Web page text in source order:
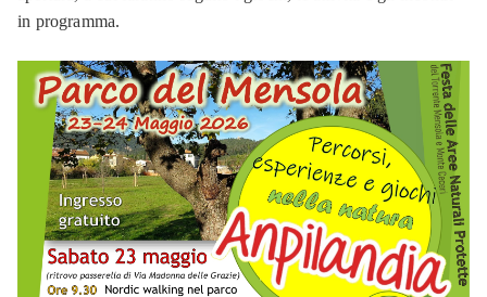
in programma.